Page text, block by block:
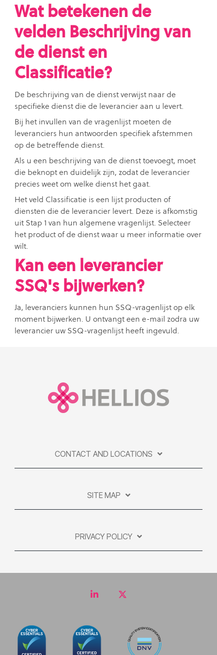
Wat betekenen de
velden Beschrijving van
de dienst en
Classificatie?
De beschrijving van de dienst verwijst naar de
specifieke dienst die de leverancier aan u levert.
Bij het invullen van de vragenlijst moeten de
leveranciers hun antwoorden specifiek afstemmen
op de betreffende dienst.
Als u een beschrijving van de dienst toevoegt, moet
die beknopt en duidelijk zijn, zodat de leverancier
precies weet om welke dienst het gaat.
Het veld Classificatie is een lijst producten of
diensten die de leverancier levert. Deze is afkomstig
uit Stap 1 van hun algemene vragenlijst. Selecteer
het product of de dienst waar u meer informatie over
wilt.
Kan een leverancier
SSQ's bijwerken?
Ja, leveranciers kunnen hun SSQ-vragenlijst op elk
moment bijwerken. U ontvangt een e-mail zodra uw
leverancier uw SSQ-vragenlijst heeft ingevuld.
CONTACT AND LOCATIONS
SITE MAP
PRIVACY POLICY
LinkedIn